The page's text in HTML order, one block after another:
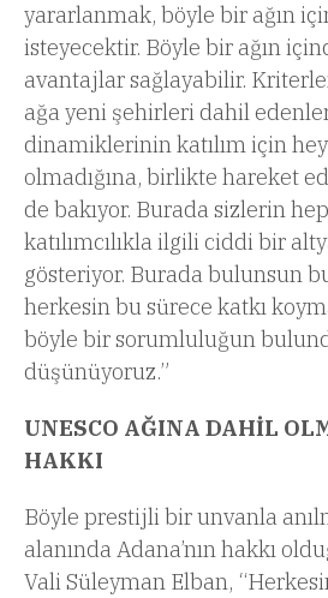
yararlanmak, böyle bir ağın
isteyecektir. Böyle bir ağın
avantajlar sağlayabilir.
ağa yeni şehirleri dahil
dinamiklerinin katılım için
olmadığına, birlikte hareket
de bakıyor. Burada sizlerin
katılımcılıkla ilgili ciddi bir
gösteriyor. Burada bulunsun
herkesin bu sürece katkı
böyle bir sorumluluğun
düşünüyoruz.”
UNESCO AĞINA DAHİL
HAKKI
Böyle prestijli bir unvanla
alanında Adana’nın hakkı
Vali Süleyman Elban,